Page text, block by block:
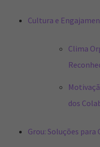
Cultura e
Clima
dos
Grou: Soluções para